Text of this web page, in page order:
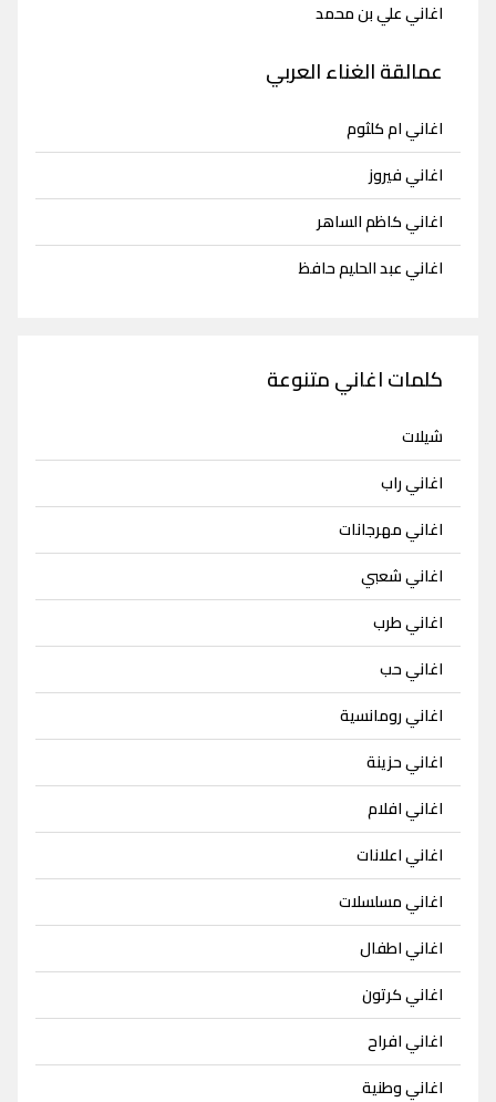
اغاني علي بن محمد
عمالقة الغناء العربي
اغاني ام كلثوم
اغاني فيروز
اغاني كاظم الساهر
اغاني عبد الحليم حافظ
كلمات اغاني متنوعة
شيلات
اغاني راب
اغاني مهرجانات
اغاني شعبي
اغاني طرب
اغاني حب
اغاني رومانسية
اغاني حزينة
اغاني افلام
اغاني اعلانات
اغاني مسلسلات
اغاني اطفال
اغاني كرتون
اغاني افراح
اغاني وطنية